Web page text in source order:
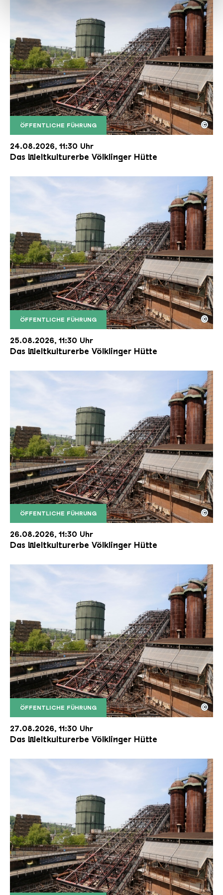
ÖFFENTLICHE FÜHRUNG
Der Erzschrägaufzug der Völklinger Hütte mit
Copyright: Weltkulturerbe Völklinger Hütte | Karl
©
24.08.2026, 11:30 Uhr
Das Weltkulturerbe Völklinger Hütte
ÖFFENTLICHE FÜHRUNG
Der Erzschrägaufzug der Völklinger Hütte mit
Copyright: Weltkulturerbe Völklinger Hütte | Karl
©
25.08.2026, 11:30 Uhr
Das Weltkulturerbe Völklinger Hütte
ÖFFENTLICHE FÜHRUNG
Der Erzschrägaufzug der Völklinger Hütte mit
Copyright: Weltkulturerbe Völklinger Hütte | Karl
©
26.08.2026, 11:30 Uhr
Das Weltkulturerbe Völklinger Hütte
ÖFFENTLICHE FÜHRUNG
Der Erzschrägaufzug der Völklinger Hütte mit
Copyright: Weltkulturerbe Völklinger Hütte | Karl
©
27.08.2026, 11:30 Uhr
Das Weltkulturerbe Völklinger Hütte